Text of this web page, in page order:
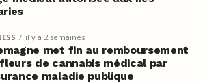
il y a 2 semaines
met fin au remboursement
de cannabis médical par
maladie publique